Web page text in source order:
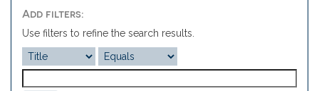
Add filters:
Use filters to refine the search results.